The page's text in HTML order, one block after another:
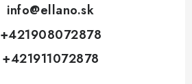
info@ellano.sk
+421908072878
+421911072878